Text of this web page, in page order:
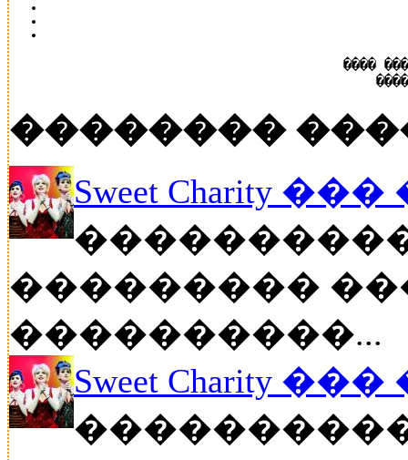
����
��������
Sweet Charity
���������
����������...
Sweet Charity